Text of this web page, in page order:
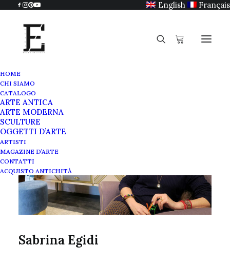
English Français
HOME
CHI SIAMO
CATALOGO
ARTE ANTICA
ARTE MODERNA
SCULTURE
OGGETTI D’ARTE
ARTISTI
MAGAZINE D’ARTE
CONTATTI
ACQUISTO ANTICHITÀ
Sabrina Egidi